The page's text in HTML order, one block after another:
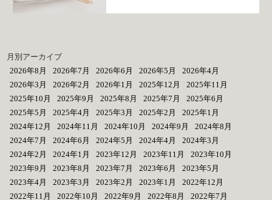
月別アーカイブ
2026年8月
2026年7月 2026年6月 2026年5月
2026年4月
2026年3月
2026年2月 2026年1月 2025年12月
2025年11月
2025年10月
2025年9月 2025年8月 2025年7月
2025年6月
2025年5月
2025年4月 2025年3月 2025年2月
2025年1月
2024年12月
2024年11月 2024年10月 2024年9月
2024年8月
2024年7月
2024年6月 2024年5月 2024年4月
2024年3月
2024年2月
2024年1月 2023年12月 2023年11月
2023年10月
2023年9月
2023年8月 2023年7月 2023年6月
2023年5月
2023年4月
2023年3月 2023年2月 2023年1月
2022年12月
2022年11月
2022年10月 2022年9月 2022年8月 2022年7月